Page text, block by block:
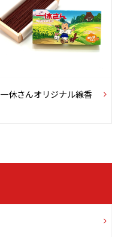
一休さんオリジナル線香